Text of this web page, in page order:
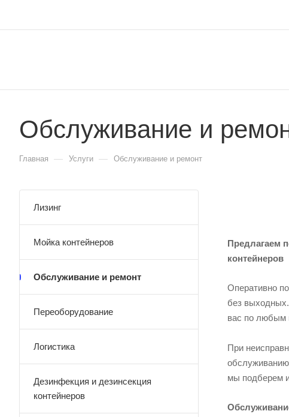
Обслуживание и
Главная — Услуги — Обслуживание и ремонт
Предлагаем
контейнеров
Оперативно
без
вас по любым
При
мы подберем
Лизинг
Мойка контейнеров
Обслуживание и ремонт
Переоборудование
Логистика
Дезинфекция и дезинсекция
контейнеров